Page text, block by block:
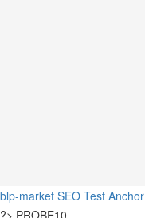
blp-market SEO Test Anchor
?>